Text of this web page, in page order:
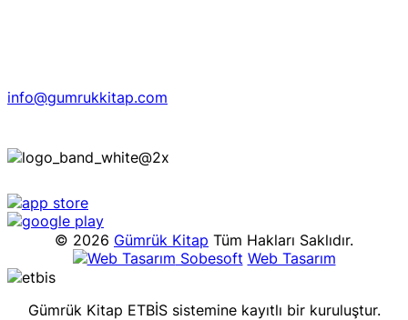
info@gumrukkitap.com
© 2026 Gümrük Kitap Tüm Hakları Saklıdır.
Sobesoft Web Tasarım
Gümrük Kitap ETBİS sistemine kayıtlı bir kuruluştur.